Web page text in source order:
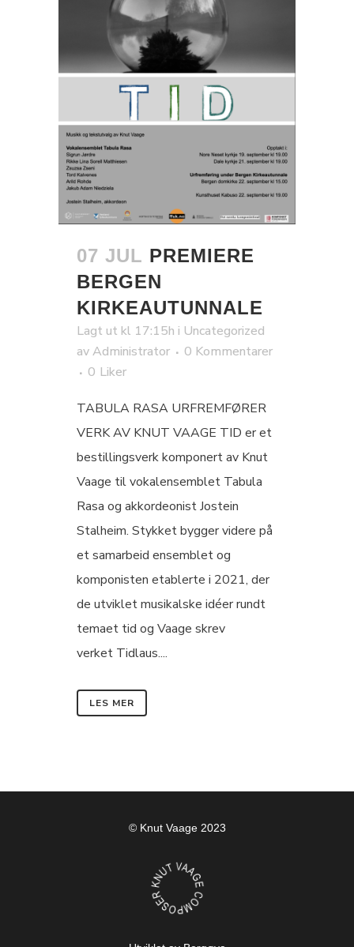
07 JUL PREMIERE
BERGEN
KIRKEAUTUNNALE
Lagt ut kl 17:15h i Uncategorized
avAdministrator
0 Kommentarer
0 Liker
TABULA RASA URFREMFØRER
VERK AV KNUT VAAGE TID er et
bestillingsverk komponert av Knut
Vaage til vokalensemblet Tabula
Rasa og akkordeonist Jostein
Stalheim. Stykket bygger videre på
et samarbeid ensemblet og
komponisten etablerte i 2021, der
de utviklet musikalske idéer rundt
temaet tid og Vaage skrev
verket Tidlaus....
LES MER
© Knut Vaage 2023